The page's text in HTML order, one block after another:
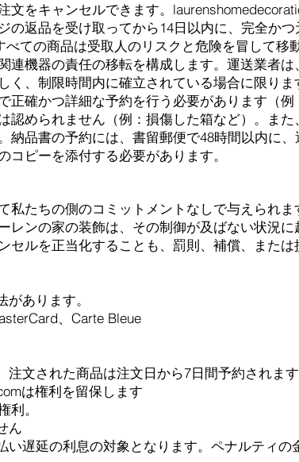
文をキャンセルできます。
の返品を受け取ってから14日以内に、完全かつ
ての商品は受取人のリスクと危険を冒して移
連機器の責任の移転を構成します。運送業者
く、制限時間内に確立されている場合に限り
正確かつ詳細な予約を行う必要があります（
認められません（例：損傷した箱など）。ま
納品書の予約には、書留郵便で48時間以内に
コピーを添付する必要があります。
私たちの側のコミットメントなしで与えられま
レンの家の装飾は、その制御が及ばない状況
セルを正当化することも、罰則、補償、または
あります。
、Carte Bleue
注文された商品は注文日から7日間予約されま
は権利を留保します
利。
ん
い遅延の利息の対象となります。ペナルティ